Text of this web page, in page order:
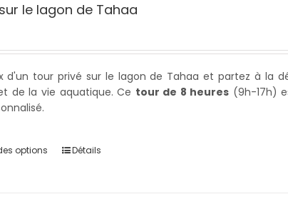
le lagon de Tahaa
d'un tour privé sur le lagon de Tahaa et partez à la
de la vie aquatique. Ce tour de 8 heures (9h-17h)
options Détails